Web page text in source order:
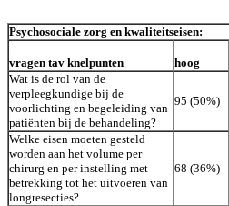
Psychosociale zorg en kwaliteitseisen:
vragen tav knelpunten hoog
Wat is de rol van de
verpleegkundige bij de
voorlichting en begeleiding van
patiënten bij de behandeling?
95 (50%)
Welke eisen moeten gesteld
worden aan het volume per
chirurg en per instelling met
betrekking tot het uitvoeren van
longresecties?
68 (36%)